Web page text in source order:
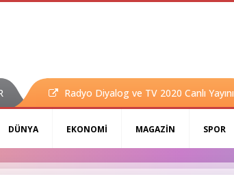
Radyo Diyalog ve TV 2020 Canlı Yayını
DÜNYA EKONOMİ MAGAZİN SPOR